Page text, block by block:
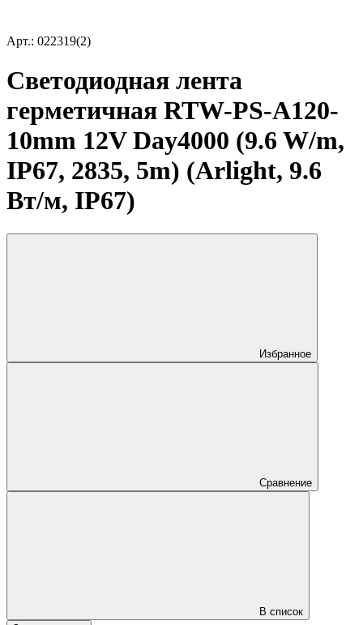
Арт.: 022319(2)
Светодиодная лента
герметичная RTW-PS-A120-
10mm 12V Day4000 (9.6 W/m,
IP67, 2835, 5m) (Arlight, 9.6
Вт/м, IP67)
Избранное
Сравнение
В список